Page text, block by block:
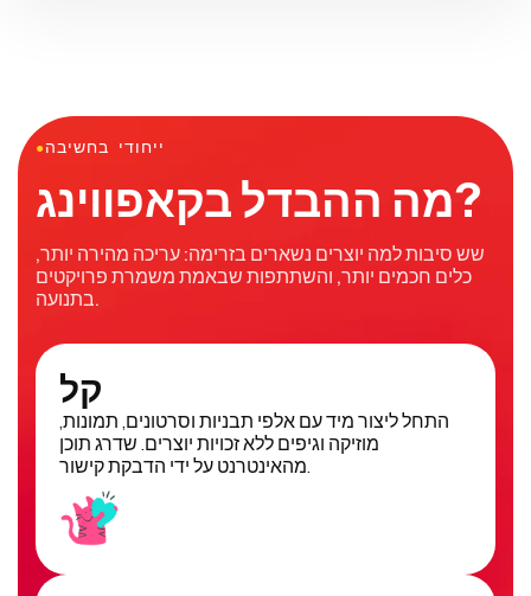
●ייחודי בחשיבה
מה ההבדל בקאפווינג?
שש סיבות למה יוצרים נשארים בזרימה: עריכה מהירה יותר,
כלים חכמים יותר, והשתתפות שבאמת משמרת פרויקטים
בתנועה.
קל
התחל ליצור מיד עם אלפי תבניות וסרטונים, תמונות,
מוזיקה וגיפים ללא זכויות יוצרים. שדרג תוכן